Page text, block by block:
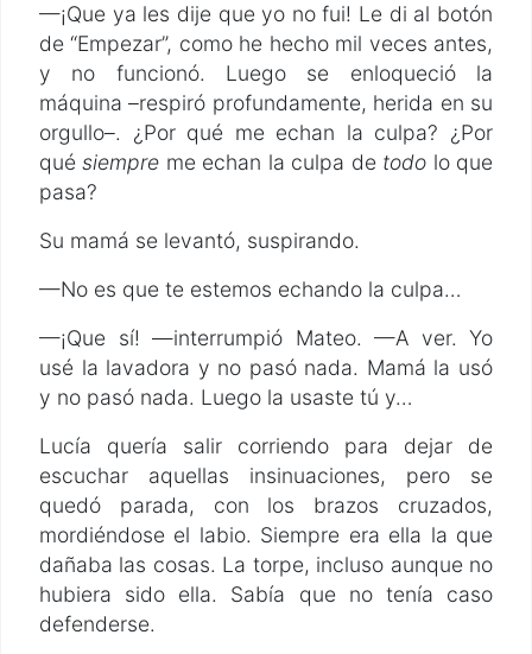
—¡Que ya les dije que yo no fui! Le di al botón
de “Empezar”, como he hecho mil veces antes,
y no funcionó. Luego se enloqueció la
máquina –respiró profundamente, herida en su
orgullo–. ¿Por qué me echan la culpa? ¿Por
quésiempre me echan la culpa de todo lo que
pasa?
Su mamá se levantó, suspirando.
—No es que te estemos echando la culpa…
—¡Que sí! —interrumpió Mateo. —A ver. Yo
usé la lavadora y no pasó nada. Mamá la usó
y no pasó nada. Luego la usaste tú y…
Lucía quería salir corriendo para dejar de
escuchar aquellas insinuaciones, pero se
quedó parada, con los brazos cruzados,
mordiéndose el labio. Siempre era ella la que
dañaba las cosas. La torpe, incluso aunque no
hubiera sido ella. Sabía que no tenía caso
defenderse.